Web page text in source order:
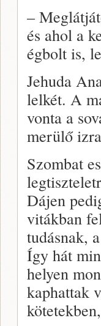
–
és ahol a
égbolt is,
Jehuda
lelkét. A
vonta a
merülő
Szombat
Dájen
vitákban
tudásnak,
Így hát
helyen
kaphattak